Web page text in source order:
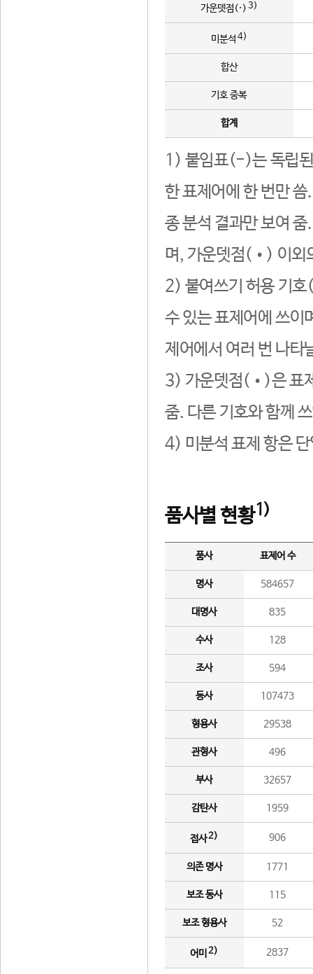
가운뎃점(·) 3)
미분석 4)
합산
기호 중복
합계
1) 붙임표(-)는 독립된
한 표제어에 한 번만
종 분석 결과만 보여
며, 가운뎃점(•) 이외
2) 붙여쓰기 허용 기호
수 있는 표제어에 쓰이
제어에서 여러 번 나타
3) 가운뎃점(•)은 표
줌. 다른 기호와 함께
4) 미분석 표제 항은
품사별 현황1)
품사 표제어 수
명사 584657
대명사 835
수사 128
조사 594
동사 107473
형용사 29538
관형사 496
부사 32657
감탄사 1959
접사2) 906
의존 명사 1771
보조 동사 115
보조 형용사 52
어미 2) 2837